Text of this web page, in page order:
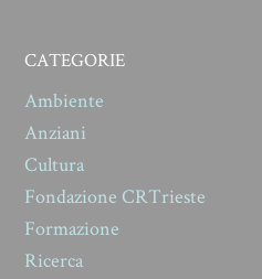
CATEGORIE
Ambiente
Anziani
Cultura
Fondazione CRTrieste
Formazione
Ricerca